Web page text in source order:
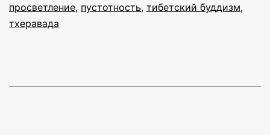
просветление, пустотность, тибетский буддизм,
тхеравада